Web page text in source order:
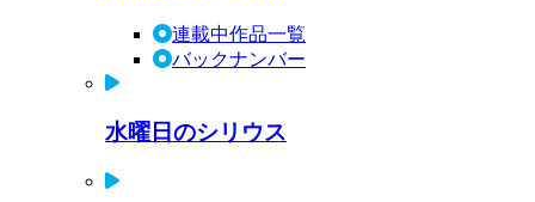
連載中作品一覧
バックナンバー
水曜日のシリウス